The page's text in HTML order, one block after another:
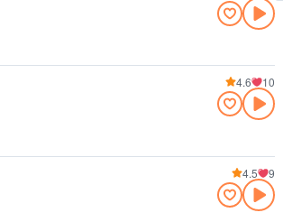
4.6 10
4.5 9